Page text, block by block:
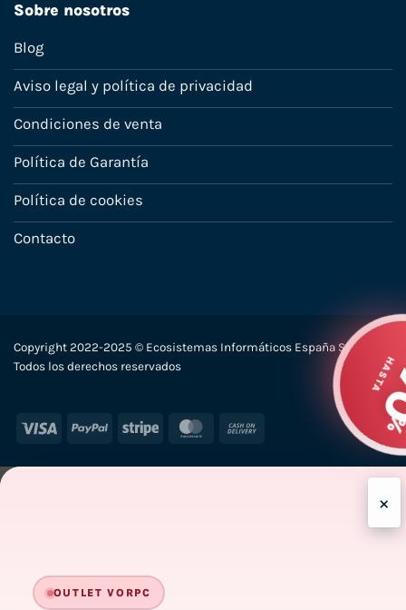
Sobre nosotros
Blog
Aviso legal y política de privacidad
Condiciones de venta
Política de Garantía
Política de cookies
Contacto
Copyright 2022-2025 © Ecosistemas Informáticos España SL –
Todos los derechos reservados
Visa PayPal Stripe MasterCard
×
OUTLET VORPC